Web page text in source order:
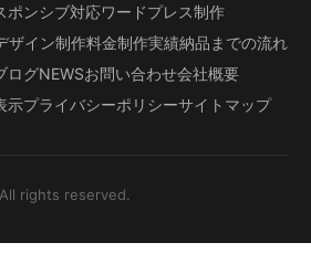
ポンシブ対応ワードプレス制作
ザイン制作料金制作実績納品までの流れ
ログNEWSお問い合わせ会社概要
示プライバシーポリシーサイトマップ
rights reserved.